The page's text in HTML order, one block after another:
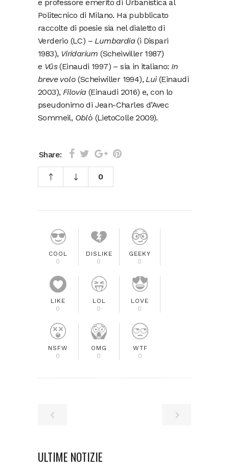
e professore emerito di Urbanistica al
Politecnico di Milano. Ha pubblicato
raccolte di poesie sia nel dialetto di
Verderio (LC) –Lumbardia(i Dispari
1983), Viridarium(Scheiwiller 1987)
e Vûs(Einaudi 1997) – sia in italiano:In
breve volo(Scheiwiller 1994),Luì(Einaudi
2003), Filovia(Einaudi 2016) e, con lo
pseudonimo di Jean-Charles d’Avec
Sommeil, Oblò (LietoColle 2009).
Share:
0
COOL
0
DISLIKE
0
GEEKY
0
LIKE
0
LOL
0
LOVE
0
NSFW
0
OMG
0
WTF
0
ULTIME NOTIZIE